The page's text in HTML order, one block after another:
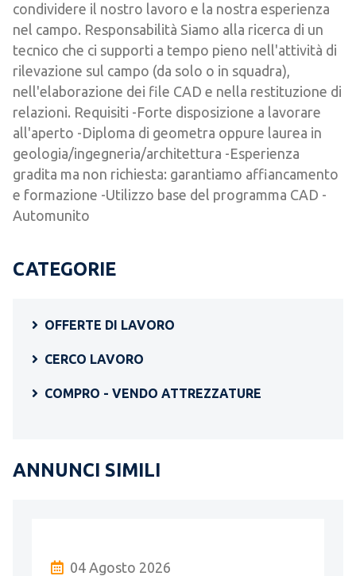
condividere il nostro lavoro e la nostra esperienza
nel campo. Responsabilità Siamo alla ricerca di un
tecnico che ci supporti a tempo pieno nell'attività di
rilevazione sul campo (da solo o in squadra),
nell'elaborazione dei file CAD e nella restituzione di
relazioni. Requisiti -Forte disposizione a lavorare
all'aperto -Diploma di geometra oppure laurea in
geologia/ingegneria/architettura -Esperienza
gradita ma non richiesta: garantiamo affiancamento
e formazione -Utilizzo base del programma CAD -
Automunito
CATEGORIE
OFFERTE DI LAVORO
CERCO LAVORO
COMPRO - VENDO ATTREZZATURE
ANNUNCI SIMILI
04 Agosto 2026